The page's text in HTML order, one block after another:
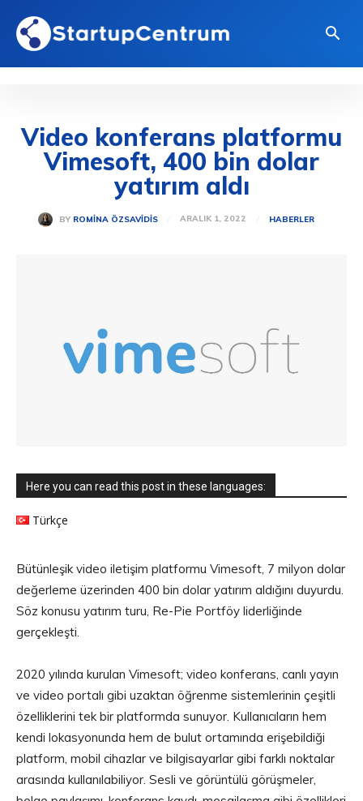
Video konferans platformu
Vimesoft, 400 bin dolar
yatırım aldı
BY ROMINA ÖZSAVIDIS ARALIK 1, 2022 HABERLER
Here you can read this post in these languages:
Türkçe
Bütünleşik video iletişim platformu Vimesoft, 7 milyon dolar
değerleme üzerinden 400 bin dolar yatırım aldığını duyurdu.
Söz konusu yatırım turu, Re-Pie Portföy liderliğinde
gerçekleşti.
2020 yılında kurulan Vimesoft; video konferans, canlı yayın
ve video portalı gibi uzaktan öğrenme sistemlerinin çeşitli
özelliklerini tek bir platformda sunuyor. Kullanıcıların hem
kendi lokasyonunda hem de bulut ortamında erişebildiği
platform, mobil cihazlar ve bilgisayarlar gibi farklı noktalar
arasında kullanılabiliyor. Sesli ve görüntülü görüşmeler,